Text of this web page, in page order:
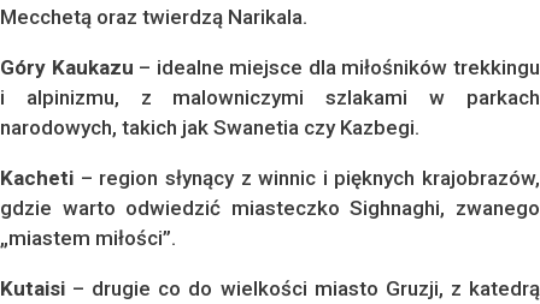
Mecchetą oraz twierdzą Narikala.
Góry Kaukazu – idealne miejsce dla miłośników trekkingu
i alpinizmu, z malowniczymi szlakami w parkach
narodowych, takich jak Swanetia czy Kazbegi.
Kacheti – region słynący z winnic i pięknych krajobrazów,
gdzie warto odwiedzić miasteczko Sighnaghi, zwanego
„miastem miłości”.
Kutaisi – drugie co do wielkości miasto Gruzji, z katedrą